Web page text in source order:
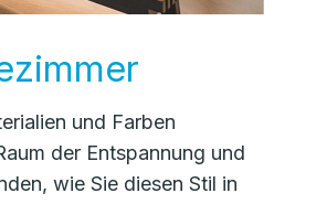
und Farben
der Entspannung und
wie Sie diesen Stil in